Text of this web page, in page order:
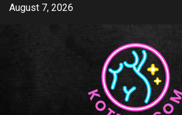
SkipAugust 7, 2026